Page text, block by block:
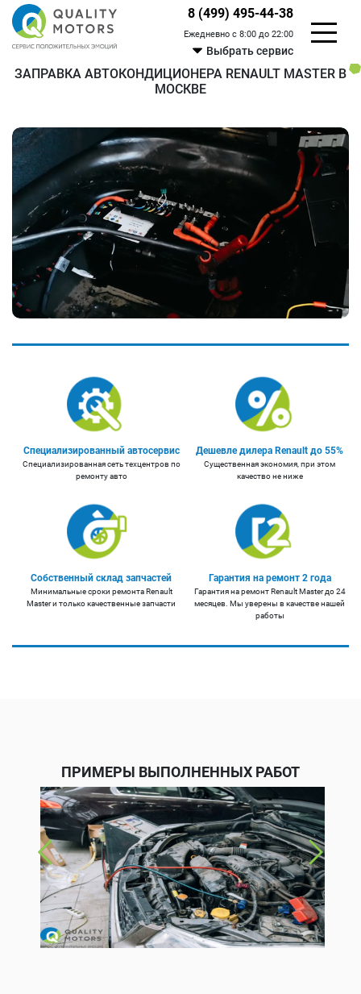
8 (499) 495-44-38
Ежедневно с 8:00 до 22:00
Выбрать сервис
ЗАПРАВКА АВТОКОНДИЦИОНЕРА RENAULT MASTER В
МОСКВЕ
Специализированный автосервис
Специализированная сеть техцентров по
ремонту авто
Дешевле дилера Renault до 55%
Существенная экономия, при этом
качество не ниже
Собственный склад запчастей
Минимальные сроки ремонта Renault
Master и только качественные запчасти
Гарантия на ремонт 2 года
Гарантия на ремонт Renault Master до 24
месяцев. Мы уверены в качестве нашей
работы
ПРИМЕРЫ ВЫПОЛНЕННЫХ РАБОТ